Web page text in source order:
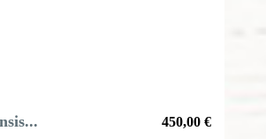
Prezzo
450,00 €